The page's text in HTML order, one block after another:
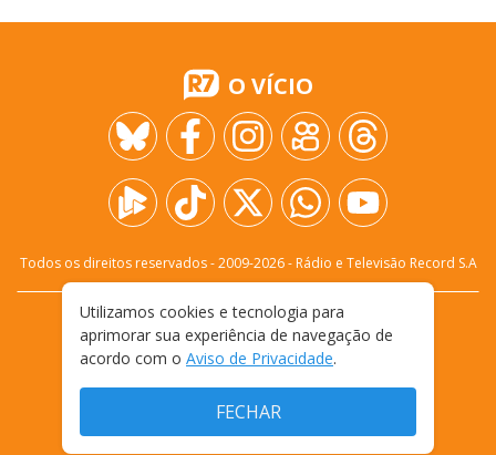
O VÍCIO
Todos os direitos reservados - 2009-2026- Rádio e Televisão Record S.A
FALE CONOSCO
PRIVACIDADE
TERMOS E CONDIÇÕES DE USO
Utilizamos cookies e tecnologia para
aprimorar sua experiência de navegação de
acordo com o Aviso de Privacidade.
FECHAR